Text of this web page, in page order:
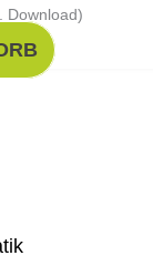
Download)
37,50 €.